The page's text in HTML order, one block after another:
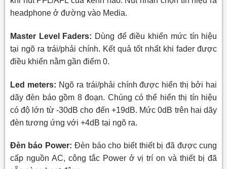
headphone ở đường vào Media.
Master Level Faders: Dùng để điều khiển mức tín hiệu
tại ngõ ra trái/phải chính. Kết quả tốt nhất khi fader được
điều khiển nằm gần điểm 0.
Led meters: Ngõ ra trái/phải chính được hiển thị bởi hai
dãy đèn báo gồm 8 đoạn. Chúng có thể hiển thị tín hiệu
có độ lớn từ -30dB cho đến +19dB. Mức 0dB trên hai dãy
đèn tương ứng với +4dB tại ngõ ra.
Đèn báo Power: Đèn báo cho biết thiết bị đã được cung
cấp nguồn AC, công tắc Power ở vị trí on và thiết bị đã